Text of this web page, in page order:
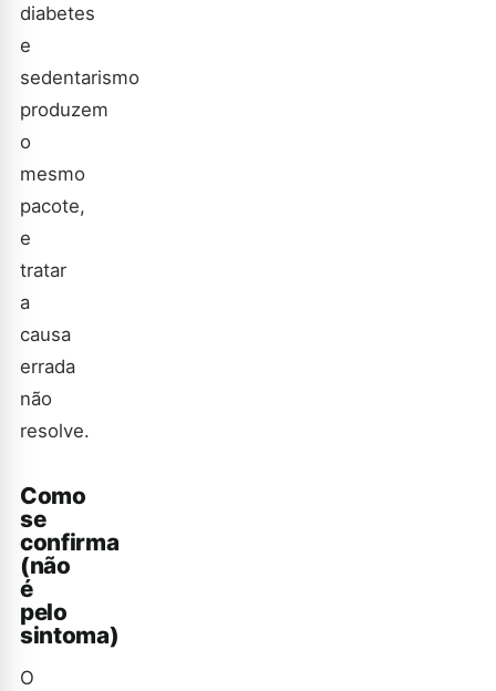
diabetes
e
sedentarismo
produzem
o
mesmo
pacote,
e
tratar
a
causa
errada
não
resolve.
Como
se
confirma
(não
é
pelo
sintoma)
O